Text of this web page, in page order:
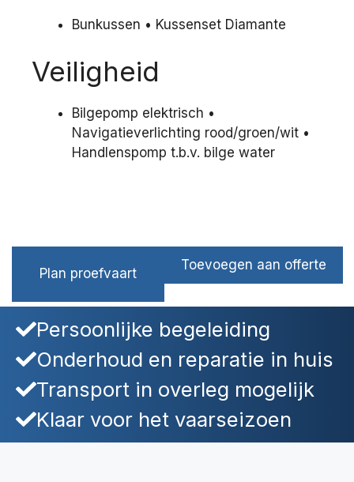
Bunkussen • Kussenset Diamante
Veiligheid
Bilgepomp elektrisch •
Navigatieverlichting rood/groen/wit •
Handlenspomp t.b.v. bilge water
Plan proefvaart
Toevoegen aan offerte
Persoonlijke begeleiding
Onderhoud en reparatie in huis
Transport in overleg mogelijk
Klaar voor het vaarseizoen